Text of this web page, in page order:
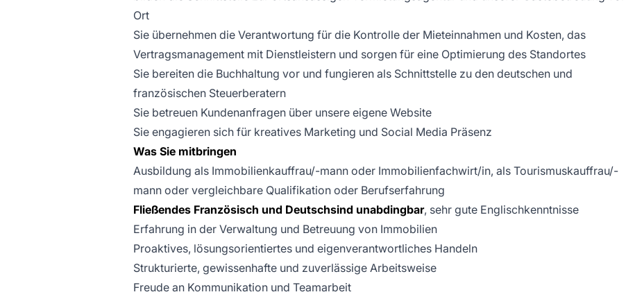
Ort
Sie übernehmen die Verantwortung für die Kontrolle der Mieteinnahmen und Kosten, das
Vertragsmanagement mit Dienstleistern und sorgen für eine Optimierung des Standortes
Sie bereiten die Buchhaltung vor und fungieren als Schnittstelle zu den deutschen und
französischen Steuerberatern
Sie betreuen Kundenanfragen über unsere eigene Website
Sie engagieren sich für kreatives Marketing und Social Media Präsenz
Was Sie mitbringen
Ausbildung als Immobilienkauffrau/-mann oder Immobilienfachwirt/in, als Tourismuskauffrau/-
mann oder vergleichbare Qualifikation oder Berufserfahrung
Fließendes Französisch und Deutschsind unabdingbar, sehr gute Englischkenntnisse
Erfahrung in der Verwaltung und Betreuung von Immobilien
Proaktives, lösungsorientiertes und eigenverantwortliches Handeln
Strukturierte, gewissenhafte und zuverlässige Arbeitsweise
Freude an Kommunikation und Teamarbeit